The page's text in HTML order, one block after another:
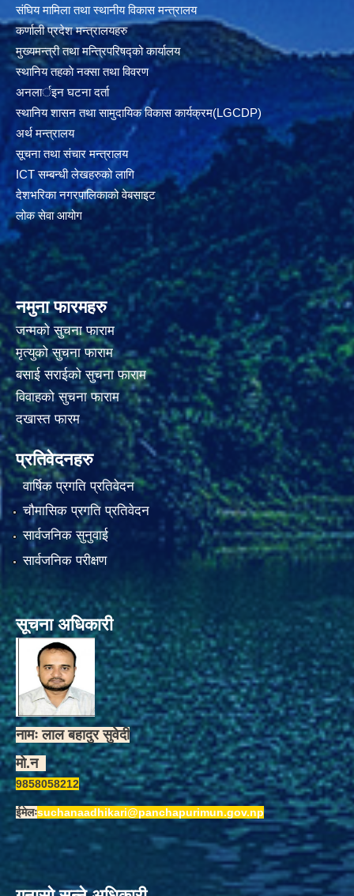
संघिय मामिला तथा स्थानीय विकास मन्त्रालय
कर्णाली प्रदेश मन्त्रालयहरु
मुख्यमन्त्री तथा मन्त्रिपरिषद्को कार्यालय
स्थानिय तहकाे नक्सा तथा विवरण
अनलार्इन घटना दर्ता
स्थानिय शासन तथा सामुदायिक विकास कार्यक्रम(LGCDP)
अर्थ मन्त्रालय
सूचना तथा संचार मन्त्रालय
ICT सम्बन्धी लेखहरुको लागि
देशभरिका नगरपालिकाको वेबसाइट
लोक सेवा आयोग
नमुना फारमहरु
जन्मको सुचना फाराम
मृत्युको सुचना फाराम
बसाई सराईको सुचना फाराम
विवाहको सुचना फाराम
दखास्त फारम
प्रतिवेदनहरु
वार्षिक प्रगति प्रतिवेदन
चौमासिक प्रगति प्रतिवेदन
सार्वजनिक सुनुवाई
सार्वजनिक परीक्षण
सूचना अधिकारी
नामः लाल बहादुर सुवेदी
मो.न
9858058212
ईमेलःsuchanaadhikari@panchapurimun.gov.np